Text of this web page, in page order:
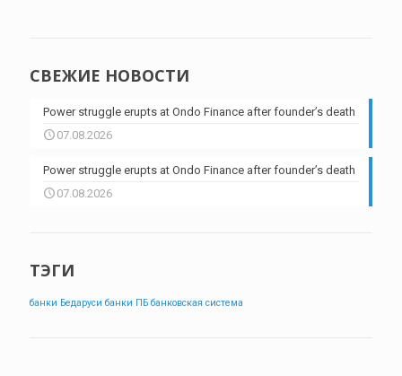
СВЕЖИЕ НОВОСТИ
Power struggle erupts at Ondo Finance after founder’s death
07.08.2026
Power struggle erupts at Ondo Finance after founder’s death
07.08.2026
ТЭГИ
банки Бедаруси банки ПБ банковская система